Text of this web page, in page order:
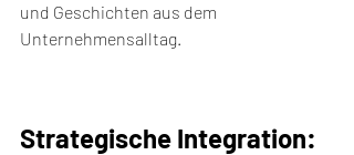
und Geschichten aus dem
Unternehmensalltag.
Strategische Integration: